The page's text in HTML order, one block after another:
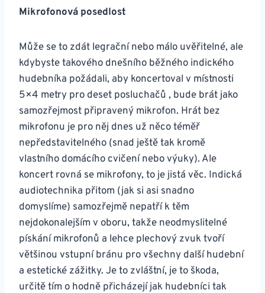
Mikrofonová posedlost
Může se to zdát legrační nebo málo uvěřitelné, ale
kdybyste takového dnešního běžného indického
hudebníka požádali, aby koncertoval v místnosti
5×4 metry pro deset posluchačů , bude brát jako
samozřejmost připravený mikrofon. Hrát bez
mikrofonu je pro něj dnes už něco téměř
nepředstavitelného (snad ještě tak kromě
vlastního domácího cvičení nebo výuky). Ale
koncert rovná se mikrofony, to je jistá věc. Indická
audiotechnika přitom (jak si asi snadno
domyslíme) samozřejmě nepatří k těm
nejdokonalejším v oboru, takže neodmyslitelné
pískání mikrofonů a lehce plechový zvuk tvoří
většinou vstupní bránu pro všechny další hudební
a estetické zážitky. Je to zvláštní, je to škoda,
určitě tím o hodně přicházejí jak hudebníci tak